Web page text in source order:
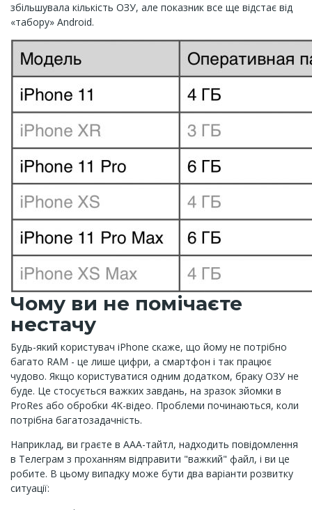
збільшувала кількість ОЗУ, але показник все ще відстає від
«табору» Android.
Чому ви не помічаєте
нестачу
Будь-який користувач iPhone скаже, що йому не потрібно
багато RAM - це лише цифри, а смартфон і так працює
чудово. Якщо користуватися одним додатком, браку ОЗУ не
буде. Це стосується важких завдань, на зразок зйомки в
ProRes або обробки 4K-відео. Проблеми починаються, коли
потрібна багатозадачність.
Наприклад, ви граєте в ААА-тайтл, надходить повідомлення
в Телеграм з проханням відправити "важкий" файл, і ви це
робите. В цьому випадку може бути два варіанти розвитку
ситуації: